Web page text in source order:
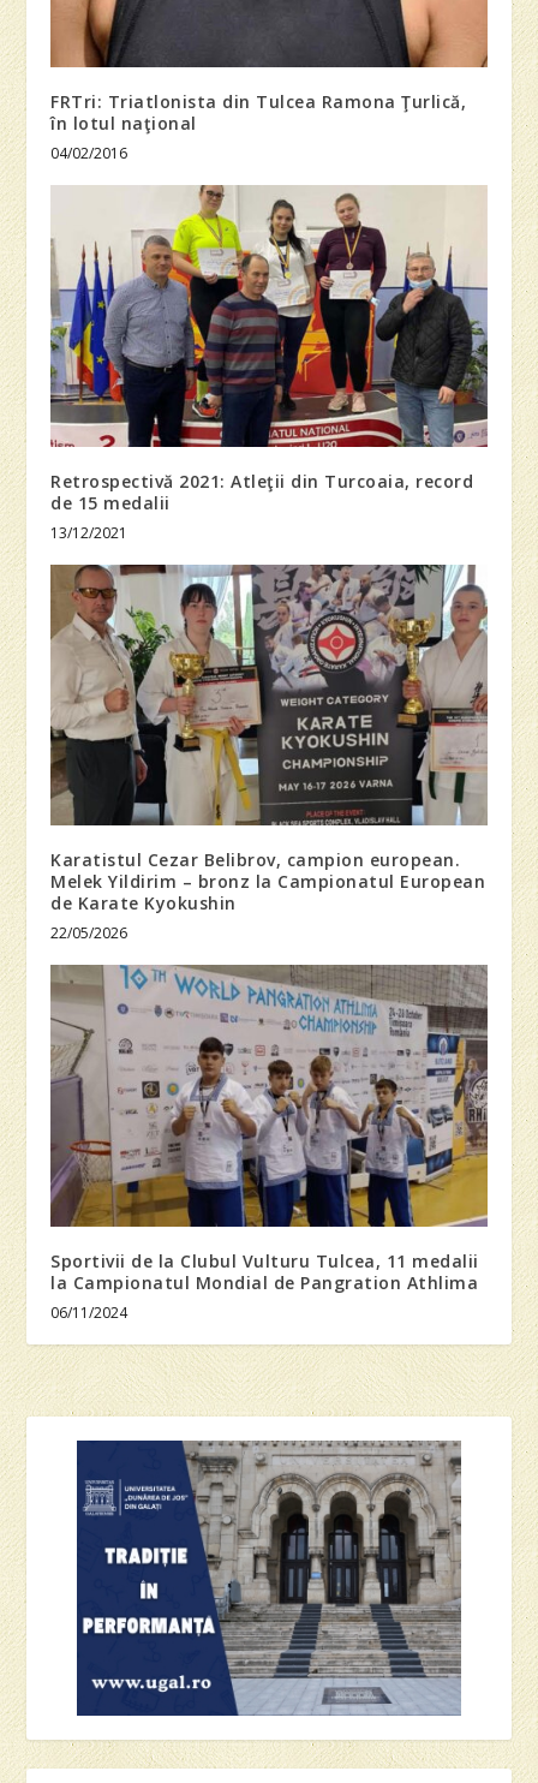
FRTri: Triatlonista din Tulcea Ramona Ţurlică,
în lotul naţional
04/02/2016
Retrospectivă 2021: Atleţii din Turcoaia, record
de 15 medalii
13/12/2021
Karatistul Cezar Belibrov, campion european.
Melek Yildirim – bronz la Campionatul European
de Karate Kyokushin
22/05/2026
Sportivii de la Clubul Vulturu Tulcea, 11 medalii
la Campionatul Mondial de Pangration Athlima
06/11/2024